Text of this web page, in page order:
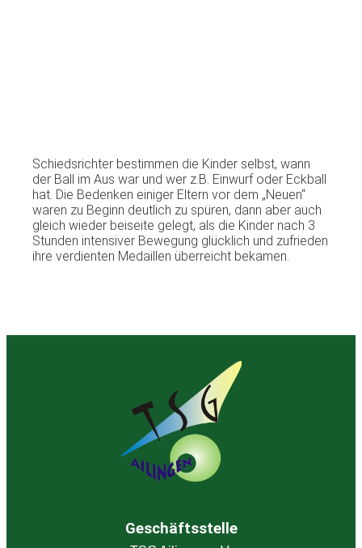
Schiedsrichter bestimmen die Kinder selbst, wann
der Ball im Aus war und wer z.B. Einwurf oder Eckball
hat. Die Bedenken einiger Eltern vor dem „Neuen“
waren zu Beginn deutlich zu spüren, dann aber auch
gleich wieder beiseite gelegt, als die Kinder nach 3
Stunden intensiver Bewegung glücklich und zufrieden
ihre verdienten Medaillen überreicht bekamen.
Geschäftsstelle